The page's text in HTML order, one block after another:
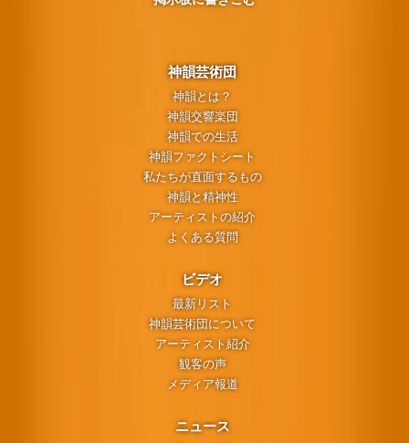
神韻芸術団
神韻とは？
神韻交響楽団
神韻での生活
神韻ファクトシート
私たちが直面するもの
神韻と精神性
アーティストの紹介
よくある質問
ビデオ
最新リスト
神韻芸術団について
アーティスト紹介
観客の声
メディア報道
ニュース